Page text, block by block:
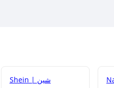
Shein | شين